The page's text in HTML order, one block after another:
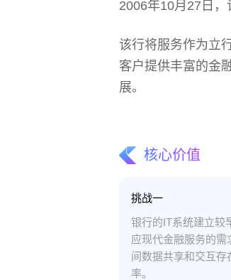
2006年10月27日，
该行将服务作为立
客户提供丰富的金
展。
核心价值
挑战一
银行的IT系统建立较
应现代金融服务的需
间数据共享和交互
率。